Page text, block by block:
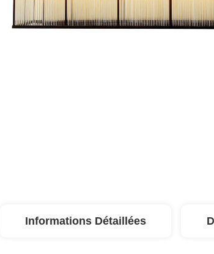
Informations Détaillées